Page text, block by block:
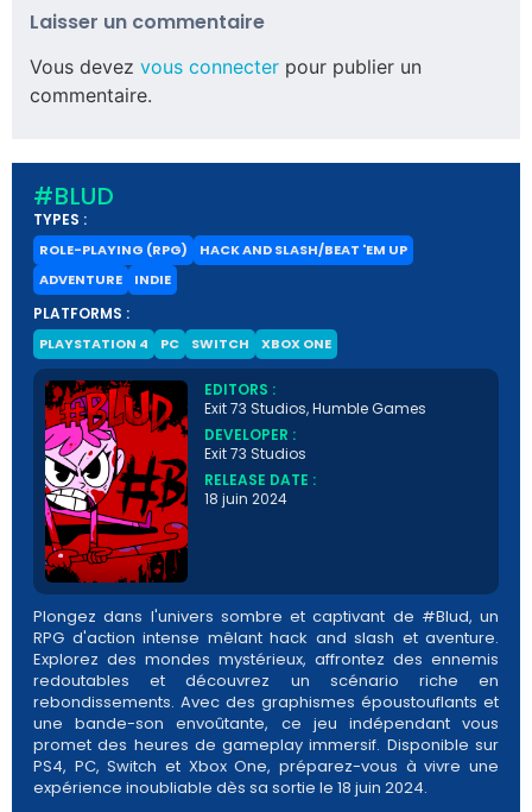
Laisser un commentaire
Vous devez vous connecter pour publier un
commentaire.
#BLUD
TYPES :
ROLE-PLAYING (RPG)
HACK AND SLASH/BEAT 'EM UP
ADVENTURE
INDIE
PLATFORMS :
PLAYSTATION 4 PC SWITCH XBOX ONE
EDITORS :
Exit 73 Studios, Humble Games
DEVELOPER :
Exit 73 Studios
RELEASE DATE :
18 juin 2024
Plongez dans l'univers sombre et captivant de #Blud, un
RPG d'action intense mêlant hack and slash et aventure.
Explorez des mondes mystérieux, affrontez des ennemis
redoutables et découvrez un scénario riche en
rebondissements. Avec des graphismes époustouflants et
une bande-son envoûtante, ce jeu indépendant vous
promet des heures de gameplay immersif. Disponible sur
PS4, PC, Switch et Xbox One, préparez-vous à vivre une
expérience inoubliable dès sa sortie le 18 juin 2024.